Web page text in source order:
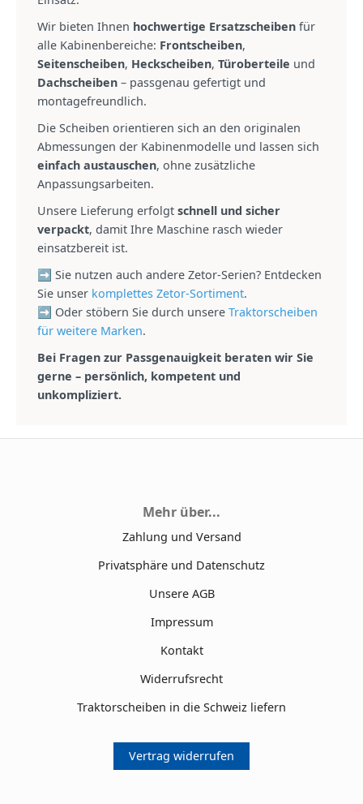
Wir bieten Ihnen hochwertige Ersatzscheiben für
alle Kabinenbereiche: Frontscheiben,
Seitenscheiben, Heckscheiben, Türoberteile und
Dachscheiben – passgenau gefertigt und
montagefreundlich.
Die Scheiben orientieren sich an den originalen
Abmessungen der Kabinenmodelle und lassen sich
einfach austauschen, ohne zusätzliche
Anpassungsarbeiten.
Unsere Lieferung erfolgt schnell und sicher
verpackt, damit Ihre Maschine rasch wieder
einsatzbereit ist.
➡ Sie nutzen auch andere Zetor-Serien? Entdecken
Sie unser komplettes Zetor-Sortiment.
➡ Oder stöbern Sie durch unsere Traktorscheiben
für weitere Marken.
Bei Fragen zur Passgenauigkeit beraten wir Sie
gerne – persönlich, kompetent und
unkompliziert.
Mehr über...
Zahlung und Versand
Privatsphäre und Datenschutz
Unsere AGB
Impressum
Kontakt
Widerrufsrecht
Traktorscheiben in die Schweiz liefern
Vertrag widerrufen